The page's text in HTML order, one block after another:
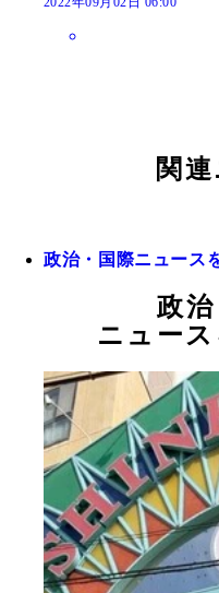
関
政治・国際ニュース
政
ニュー